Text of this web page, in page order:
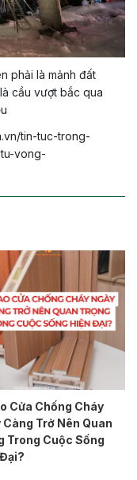
phải là mảnh đất
cầu vượt bắc qua
tin-tuc-trong-
vong-
Cửa Chống Cháy
Càng Trở Nên Quan
Trong Cuộc Sống